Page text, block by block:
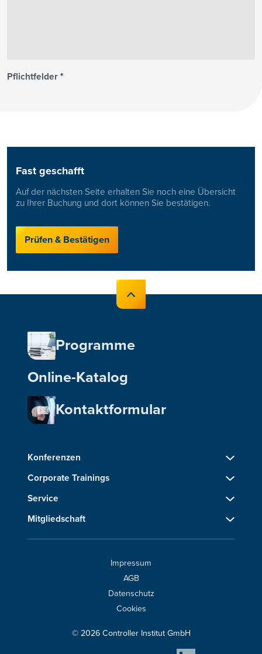
Pflichtfelder*
Fast geschafft
Auf der nächsten Seite erhalten Sie noch eine Übersicht
zu Ihrer Buchung und dort können Sie bestätigen.
Prüfen & Bestätigen
Programme
Online-Katalog
Kontaktformular
Konferenzen
Corporate Trainings
Service
Mitgliedschaft
Impressum
AGB
Datenschutz
Cookies
© 2026 Controller Institut GmbH